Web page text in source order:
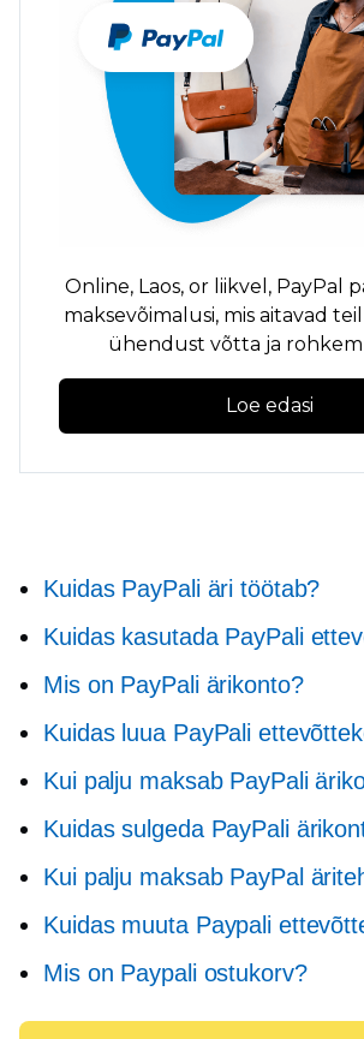
Online, Laos,or liikvel,PayPal
maksevõimalusi, mis aitavad
ühendust võtta ja
Loe edasi
Kuidas PayPali äri töötab?
Kuidas kasutada PayPali
Mis on PayPali ärikonto?
Kuidas luua PayPali
Kui palju maksab PayPali
Kuidas sulgeda PayPali
Kui palju maksab PayPal
Kuidas muuta Paypali
Mis on Paypali ostukorv?